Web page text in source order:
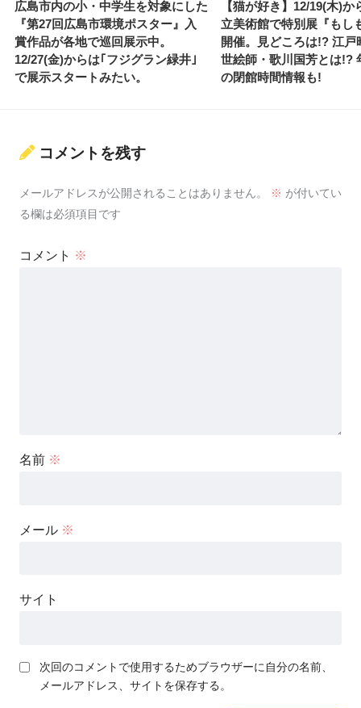
広島市内の小・中学生を対象にした
『第27回広島市環境ポスター』入
賞作品が各地で巡回展示中。
12/27(金)からは｢フジグラン緑井｣
で展示スタートみたい。
【猫が好き】12/19(木)か
立美術館で特別展『もし
開催。見どころは!? 江戸
世絵師・歌川国芳とは!?
の閉館時間情報も!
コメントを残す
メールアドレスが公開されることはありません。 ※ が付いてい
る欄は必須項目です
コメント ※
名前 ※
メール ※
サイト
次回のコメントで使用するためブラウザーに自分の名前、
メールアドレス、サイトを保存する。